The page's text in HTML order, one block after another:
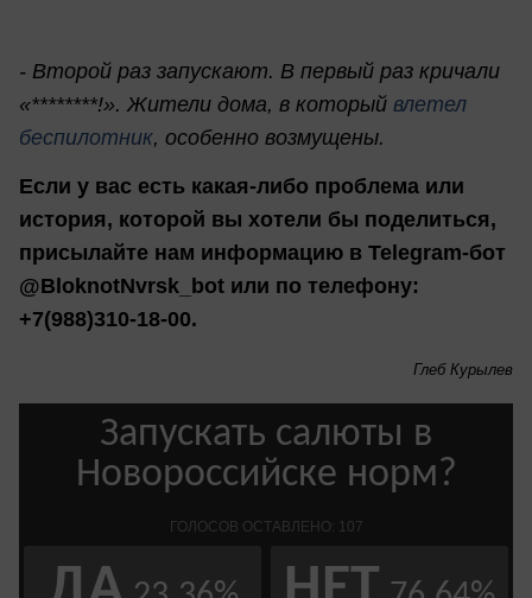
- Второй раз запускают. В первый раз кричали
«********!». Жители дома, в который влетел
беспилотник, особенно возмущены.
Если у вас есть какая-либо проблема или
история, которой вы хотели бы поделиться,
присылайте нам информацию в Telegram-бот
@BloknotNvrsk_bot или по телефону:
+7(988)310-18-00.
Глеб Курылев